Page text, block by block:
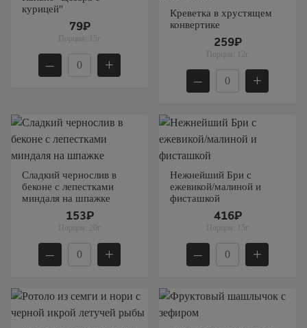
курицей"
79₽
Порция: 15г
– +
Креветка в хрустящем
конвертике
259₽
Порция: 12г
– +
Сладкий чернослив в
беконе с лепестками
миндаля на шпажке
153₽
Порция: 20г
– +
Нежнейший Бри с
ежевикой/малиной и
фисташкой
416₽
Порция: 15г
– +